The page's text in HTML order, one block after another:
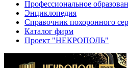
Профессиональное
Энциклопедия
Справочник похоронного
Каталог фирм
Проект "НЕКРОПОЛЬ"